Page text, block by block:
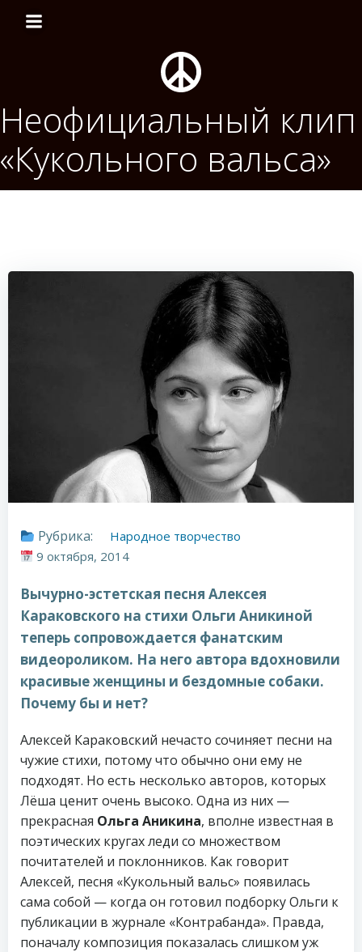
содержимому
Неофициальный клип
«Кукольного вальса»
Рубрика:
Народное творчество
9 октября, 2014
Вычурно-эстетская песня Алексея
Караковского на стихи Ольги Аникиной
теперь сопровождается фанатским
видеороликом. На него автора вдохновили
красивые женщины и бездомные собаки.
Почему бы и нет?
Алексей Караковский нечасто сочиняет песни на
чужие стихи, потому что обычно они ему не
подходят. Но есть несколько авторов, которых
Лёша ценит очень высоко. Одна из них —
прекрасная Ольга Аникина, вполне известная в
поэтических кругах леди со множеством
почитателей и поклонников. Как говорит
Алексей, песня «Кукольный вальс» появилась
сама собой — когда он готовил подборку Ольги к
публикации в журнале «Контрабанда». Правда,
поначалу композиция показалась слишком уж